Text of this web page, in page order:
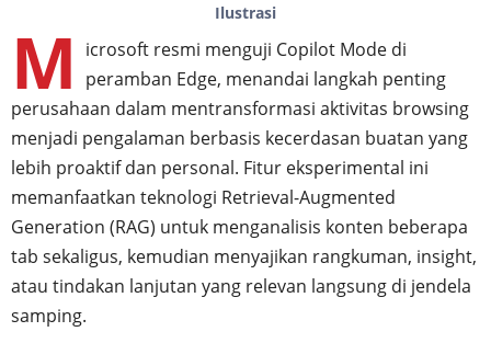
Ilustrasi
M
icrosoft resmi menguji Copilot Mode di
peramban Edge, menandai langkah penting
perusahaan dalam mentransformasi aktivitas browsing
menjadi pengalaman berbasis kecerdasan buatan yang
lebih proaktif dan personal. Fitur eksperimental ini
memanfaatkan teknologi Retrieval-Augmented
Generation (RAG) untuk menganalisis konten beberapa
tab sekaligus, kemudian menyajikan rangkuman, insight,
atau tindakan lanjutan yang relevan langsung di jendela
samping.